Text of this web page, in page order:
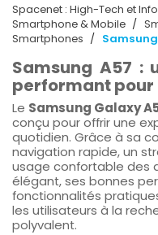
Spacenet : High-Tech et
Smartphone & Mobile
Smartphones
Samsung A57 :
performant pour
Le Samsung Galaxy
conçu pour offrir une
quotidien. Grâce à sa
navigation rapide, un
usage confortable des
élégant, ses bonnes
fonctionnalités
les utilisateurs à la
polyvalent.